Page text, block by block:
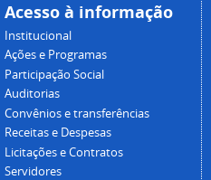
Acesso à informação
Institucional
Ações e Programas
Participação Social
Auditorias
Convênios e transferências
Receitas e Despesas
Licitações e Contratos
Servidores